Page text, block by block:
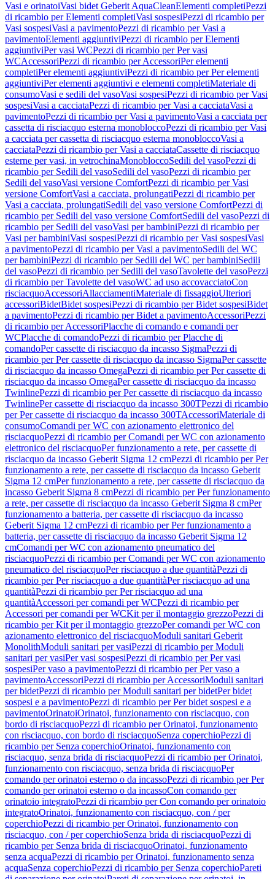
Vasi e orinatoiVasi bidet Geberit AquaCleanElementi completiPezzi
di ricambio per Elementi completiVasi sospesiPezzi di ricambio per
Vasi sospesiVasi a pavimentoPezzi di ricambio per Vasi a
pavimentoElementi aggiuntiviPezzi di ricambio per Elementi
aggiuntiviPer vasi WCPezzi di ricambio per Per vasi
WCAccessoriPezzi di ricambio per AccessoriPer elementi
completiPer elementi aggiuntiviPezzi di ricambio per Per elementi
aggiuntiviPer elementi aggiuntivi e elementi completiMateriale di
consumoVasi e sedili del vasoVasi sospesiPezzi di ricambio per Vasi
sospesiVasi a cacciataPezzi di ricambio per Vasi a cacciataVasi a
pavimentoPezzi di ricambio per Vasi a pavimentoVasi a cacciata per
cassetta di risciacquo esterna monobloccoPezzi di ricambio per Vasi
a cacciata per cassetta di risciacquo esterna monobloccoVasi a
cacciataPezzi di ricambio per Vasi a cacciataCassette di risciacquo
esterne per vasi, in vetrochinaMonobloccoSedili del vasoPezzi di
ricambio per Sedili del vasoSedili del vasoPezzi di ricambio per
Sedili del vasoVasi versione ComfortPezzi di ricambio per Vasi
versione ComfortVasi a cacciata, prolungatiPezzi di ricambio per
Vasi a cacciata, prolungatiSedili del vaso versione ComfortPezzi di
ricambio per Sedili del vaso versione ComfortSedili del vasoPezzi di
ricambio per Sedili del vasoVasi per bambiniPezzi di ricambio per
Vasi per bambiniVasi sospesiPezzi di ricambio per Vasi sospesiVasi
a pavimentoPezzi di ricambio per Vasi a pavimentoSedili del WC
per bambiniPezzi di ricambio per Sedili del WC per bambiniSedili
del vasoPezzi di ricambio per Sedili del vasoTavolette del vasoPezzi
di ricambio per Tavolette del vasoWC ad uso accovacciatoCon
risciacquoAccessoriAllacciamentiMateriale di fissaggioUlteriori
accessoriBidetBidet sospesiPezzi di ricambio per Bidet sospesiBidet
a pavimentoPezzi di ricambio per Bidet a pavimentoAccessoriPezzi
di ricambio per AccessoriPlacche di comando e comandi per
WCPlacche di comandoPezzi di ricambio per Placche di
comandoPer cassette di risciacquo da incasso SigmaPezzi di
ricambio per Per cassette di risciacquo da incasso SigmaPer cassette
di risciacquo da incasso OmegaPezzi di ricambio per Per cassette di
risciacquo da incasso OmegaPer cassette di risciacquo da incasso
TwinlinePezzi di ricambio per Per cassette di risciacquo da incasso
TwinlinePer cassette di risciacquo da incasso 300TPezzi di ricambio
per Per cassette di risciacquo da incasso 300TAccessoriMateriale di
consumoComandi per WC con azionamento elettronico del
risciacquoPezzi di ricambio per Comandi per WC con azionamento
elettronico del risciacquoPer funzionamento a rete, per cassette di
risciacquo da incasso Geberit Sigma 12 cmPezzi di ricambio per Per
funzionamento a rete, per cassette di risciacquo da incasso Geberit
Sigma 12 cmPer funzionamento a rete, per cassette di risciacquo da
incasso Geberit Sigma 8 cmPezzi di ricambio per Per funzionamento
a rete, per cassette di risciacquo da incasso Geberit Sigma 8 cmPer
funzionamento a batteria, per cassette di risciacquo da incasso
Geberit Sigma 12 cmPezzi di ricambio per Per funzionamento a
batteria, per cassette di risciacquo da incasso Geberit Sigma 12
cmComandi per WC con azionamento pneumatico del
risciacquoPezzi di ricambio per Comandi per WC con azionamento
pneumatico del risciacquoPer risciacquo a due quantitàPezzi di
ricambio per Per risciacquo a due quantitàPer risciacquo ad una
quantitàPezzi di ricambio per Per risciacquo ad una
quantitàAccessori per comandi per WCPezzi di ricambio per
Accessori per comandi per WCKit per il montaggio grezzoPezzi di
ricambio per Kit per il montaggio grezzoPer comandi per WC con
azionamento elettronico del risciacquoModuli sanitari Geberit
MonolithModuli sanitari per vasiPezzi di ricambio per Moduli
sanitari per vasiPer vasi sospesiPezzi di ricambio per Per vasi
sospesiPer vaso a pavimentoPezzi di ricambio per Per vaso a
pavimentoAccessoriPezzi di ricambio per AccessoriModuli sanitari
per bidetPezzi di ricambio per Moduli sanitari per bidetPer bidet
sospesi e a pavimentoPezzi di ricambio per Per bidet sospesi e a
pavimentoOrinatoiOrinatoi, funzionamento con risciacquo, con
bordo di risciacquoPezzi di ricambio per Orinatoi, funzionamento
con risciacquo, con bordo di risciacquoSenza coperchioPezzi di
ricambio per Senza coperchioOrinatoi, funzionamento con
risciacquo, senza brida di risciacquoPezzi di ricambio per Orinatoi,
funzionamento con risciacquo, senza brida di risciacquoPer
comando per orinatoi esterno o da incassoPezzi di ricambio per Per
comando per orinatoi esterno o da incassoCon comando per
orinatoio integratoPezzi di ricambio per Con comando per orinatoio
integratoOrinatoi, funzionamento con risciacquo, con / per
coperchioPezzi di ricambio per Orinatoi, funzionamento con
risciacquo, con / per coperchioSenza brida di risciacquoPezzi di
ricambio per Senza brida di risciacquoOrinatoi, funzionamento
senza acquaPezzi di ricambio per Orinatoi, funzionamento senza
acquaSenza coperchioPezzi di ricambio per Senza coperchioPareti